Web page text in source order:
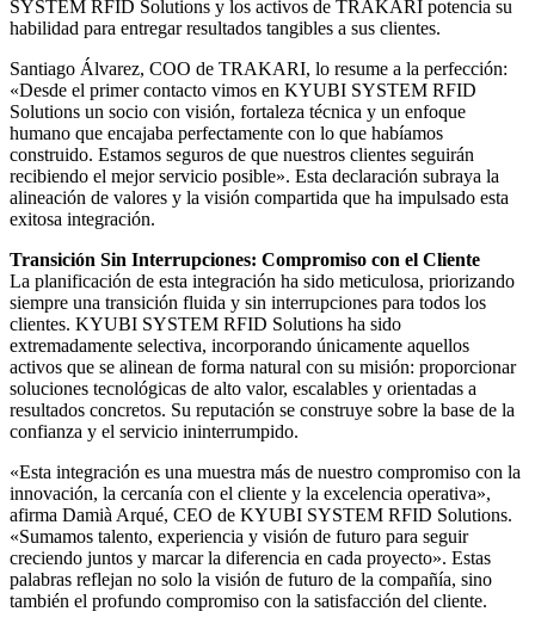
SYSTEM RFID Solutions y los activos de TRAKARI potencia su
habilidad para entregar resultados tangibles a sus clientes.
Santiago Álvarez, COO de TRAKARI, lo resume a la perfección:
«Desde el primer contacto vimos en KYUBI SYSTEM RFID
Solutions un socio con visión, fortaleza técnica y un enfoque
humano que encajaba perfectamente con lo que habíamos
construido. Estamos seguros de que nuestros clientes seguirán
recibiendo el mejor servicio posible». Esta declaración subraya la
alineación de valores y la visión compartida que ha impulsado esta
exitosa integración.
Transición Sin Interrupciones: Compromiso con el Cliente
La planificación de esta integración ha sido meticulosa, priorizando
siempre una transición fluida y sin interrupciones para todos los
clientes. KYUBI SYSTEM RFID Solutions ha sido
extremadamente selectiva, incorporando únicamente aquellos
activos que se alinean de forma natural con su misión: proporcionar
soluciones tecnológicas de alto valor, escalables y orientadas a
resultados concretos. Su reputación se construye sobre la base de la
confianza y el servicio ininterrumpido.
«Esta integración es una muestra más de nuestro compromiso con la
innovación, la cercanía con el cliente y la excelencia operativa»,
afirma Damià Arqué, CEO de KYUBI SYSTEM RFID Solutions.
«Sumamos talento, experiencia y visión de futuro para seguir
creciendo juntos y marcar la diferencia en cada proyecto». Estas
palabras reflejan no solo la visión de futuro de la compañía, sino
también el profundo compromiso con la satisfacción del cliente.